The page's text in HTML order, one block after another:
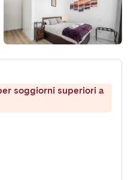
soggiorni superiori a